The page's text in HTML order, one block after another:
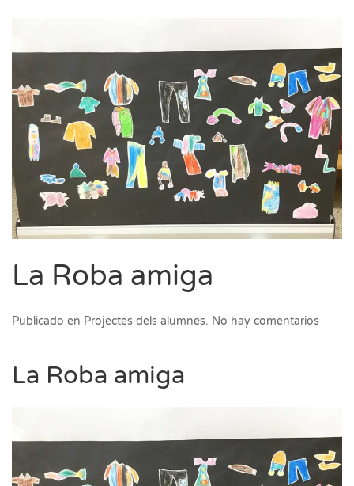
La Roba amiga
Publicado en Projectes dels alumnes. No hay comentarios
La Roba amiga